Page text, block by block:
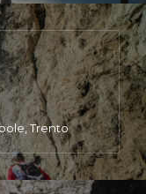
Trento